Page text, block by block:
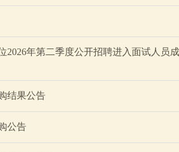
2026年第二季度公开招聘进入面试人员
结果公告
公告